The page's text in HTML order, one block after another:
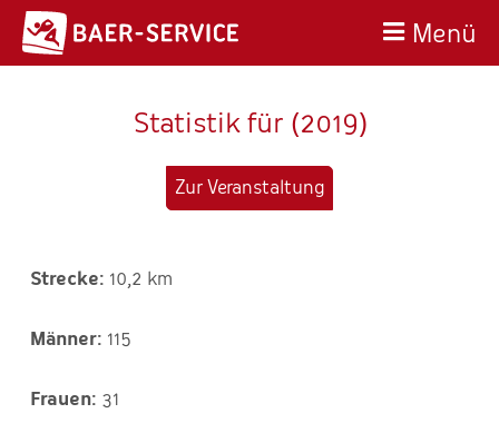
Menü
Statistik für (2019)
Zur Veranstaltung
10,2 km
115
31